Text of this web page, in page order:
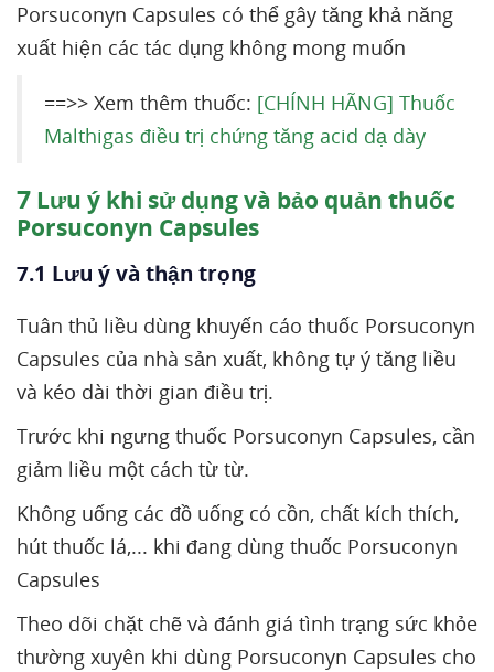
Porsuconyn Capsules có thể gây tăng khả năng
xuất hiện các tác dụng không mong muốn
==>> Xem thêm thuốc: [CHÍNH HÃNG] Thuốc
Malthigas điều trị chứng tăng acid dạ dày
7 Lưu ý khi sử dụng và bảo quản thuốc
Porsuconyn Capsules
7.1 Lưu ý và thận trọng
Tuân thủ liều dùng khuyến cáo thuốc Porsuconyn
Capsules của nhà sản xuất, không tự ý tăng liều
và kéo dài thời gian điều trị.
Trước khi ngưng thuốc Porsuconyn Capsules, cần
giảm liều một cách từ từ.
Không uống các đồ uống có cồn, chất kích thích,
hút thuốc lá,... khi đang dùng thuốc Porsuconyn
Capsules
Theo dõi chặt chẽ và đánh giá tình trạng sức khỏe
thường xuyên khi dùng Porsuconyn Capsules cho